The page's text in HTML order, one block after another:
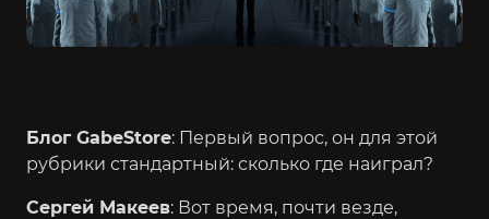
Блог GabeStore: Первый вопрос, он для этой
рубрики стандартный: сколько где наиграл?
Сергей Макеев: Вот время, почти везде,